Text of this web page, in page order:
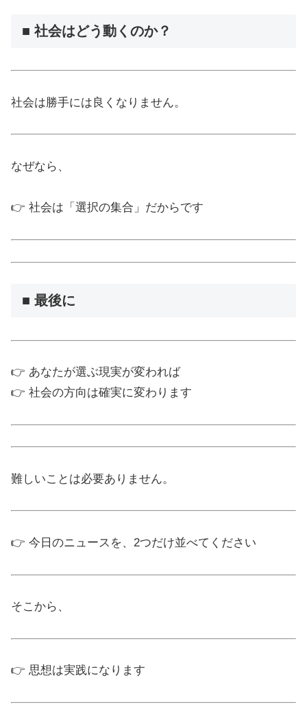
■ 社会はどう動くのか？
社会は勝手には良くなりません。
なぜなら、
👉 社会は「選択の集合」だからです
■ 最後に
👉 あなたが選ぶ現実が変われば
👉 社会の方向は確実に変わります
難しいことは必要ありません。
👉 今日のニュースを、2つだけ並べてください
そこから、
👉 思想は実践になります